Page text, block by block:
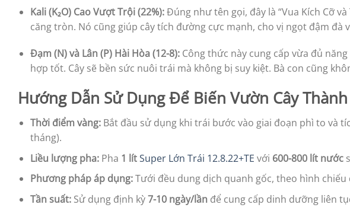
Kali (K₂O) Cao Vượt Trội (22%):Đúng như tên gọi, đây là “Vua Kích Cỡ
căng tròn. Nó cũng giúp cây tích đường cực mạnh, cho vị ngọt đậm đà
Đạm (N) và Lân (P) Hài Hòa (12-8):Công thức này cung cấp vừa đủ
hợp tốt. Cây sẽ bền sức nuôi trái mà không bị suy kiệt. Bà con cũng
Hướng Dẫn Sử Dụng Để Biến Vườn Cây Thành
Thời điểm vàng:Bắt đầu sử dụng khi trái bước vào giai đoạn phì to và
tháng).
Liều lượng pha:Pha 1 lítSuper Lớn Trái 12.8.22+TE với 600-800 lít nước
Phương pháp áp dụng:Tưới đều dung dịch quanh gốc, theo hình chiếu
Tần suất:Sử dụng định kỳ7-10 ngày/lầnđể cung cấp dinh dưỡng liên